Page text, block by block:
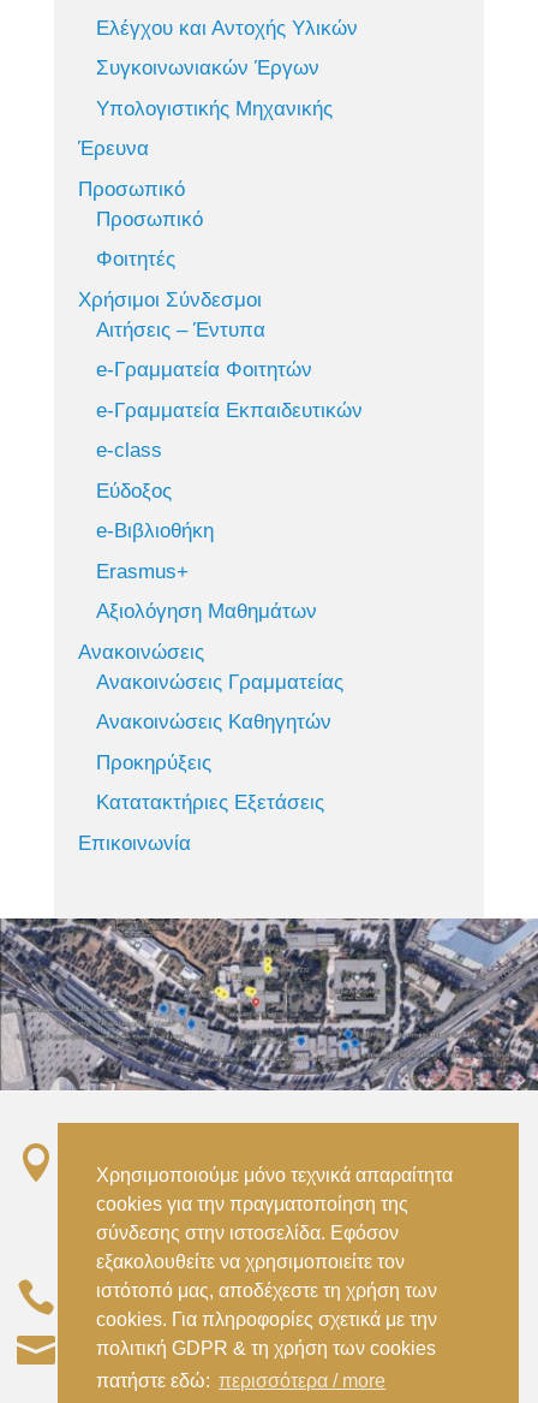
Ελέγχου και Αντοχής Υλικών
Συγκοινωνιακών Έργων
Υπολογιστικής Μηχανικής
Έρευνα
Προσωπικό
Προσωπικό
Φοιτητές
Χρήσιμοι Σύνδεσμοι
Αιτήσεις – Έντυπα
e-Γραμματεία Φοιτητών
e-Γραμματεία Εκπαιδευτικών
e-class
Εύδοξος
e-Βιβλιοθήκη
Erasmus+
Αξιολόγηση Μαθημάτων
Ανακοινώσεις
Ανακοινώσεις Γραμματείας
Ανακοινώσεις Καθηγητών
Προκηρύξεις
Κατατακτήριες Εξετάσεις
Επικοινωνία

Αττικής –
Metro ISAP – Irini Station, 15122, Marousi
Attica
 (+30) 210 2896738–(+30) 210 2896739
 civil@aspete.gr
Χρησιμοποιούμε μόνο τεχνικά απαραίτητα
cookies για την πραγματοποίηση της
σύνδεσης στην ιστοσελίδα. Εφόσον
εξακολουθείτε να χρησιμοποιείτε τον
ιστότοπό μας, αποδέχεστε τη χρήση των
cookies. Για πληροφορίες σχετικά με την
πολιτική GDPR & τη χρήση των cookies
πατήστε εδώ: περισσότερα / more